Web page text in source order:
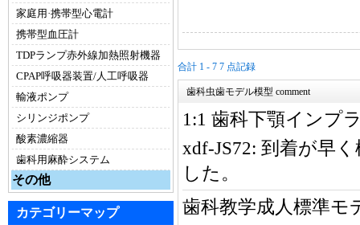
家庭用·携帯型心電計
携帯型血圧計
TDPランプ赤外線加熱照射機器
CPAP呼吸器装置/人工呼吸器
輸液ポンプ
シリンジポンプ
酸素濃縮器
歯科用麻酔システム
その他
カテゴリーマップ
合計 1 - 7 7 点記録
歯科虫歯モデル模型 comment
1:1 歯科下顎インプ
xdf-JS72: 到着が早
した。
歯科教学成人標準モ